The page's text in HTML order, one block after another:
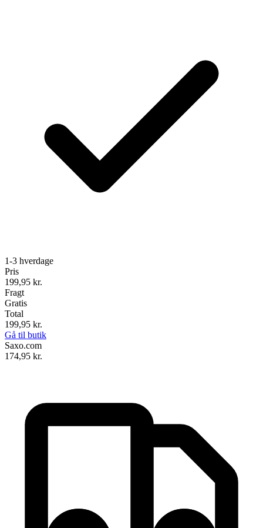
1-3 hverdage
Pris
199,95 kr.
Fragt
Gratis
Total
199,95 kr.
Gå til butik
Saxo.com
174,95 kr.